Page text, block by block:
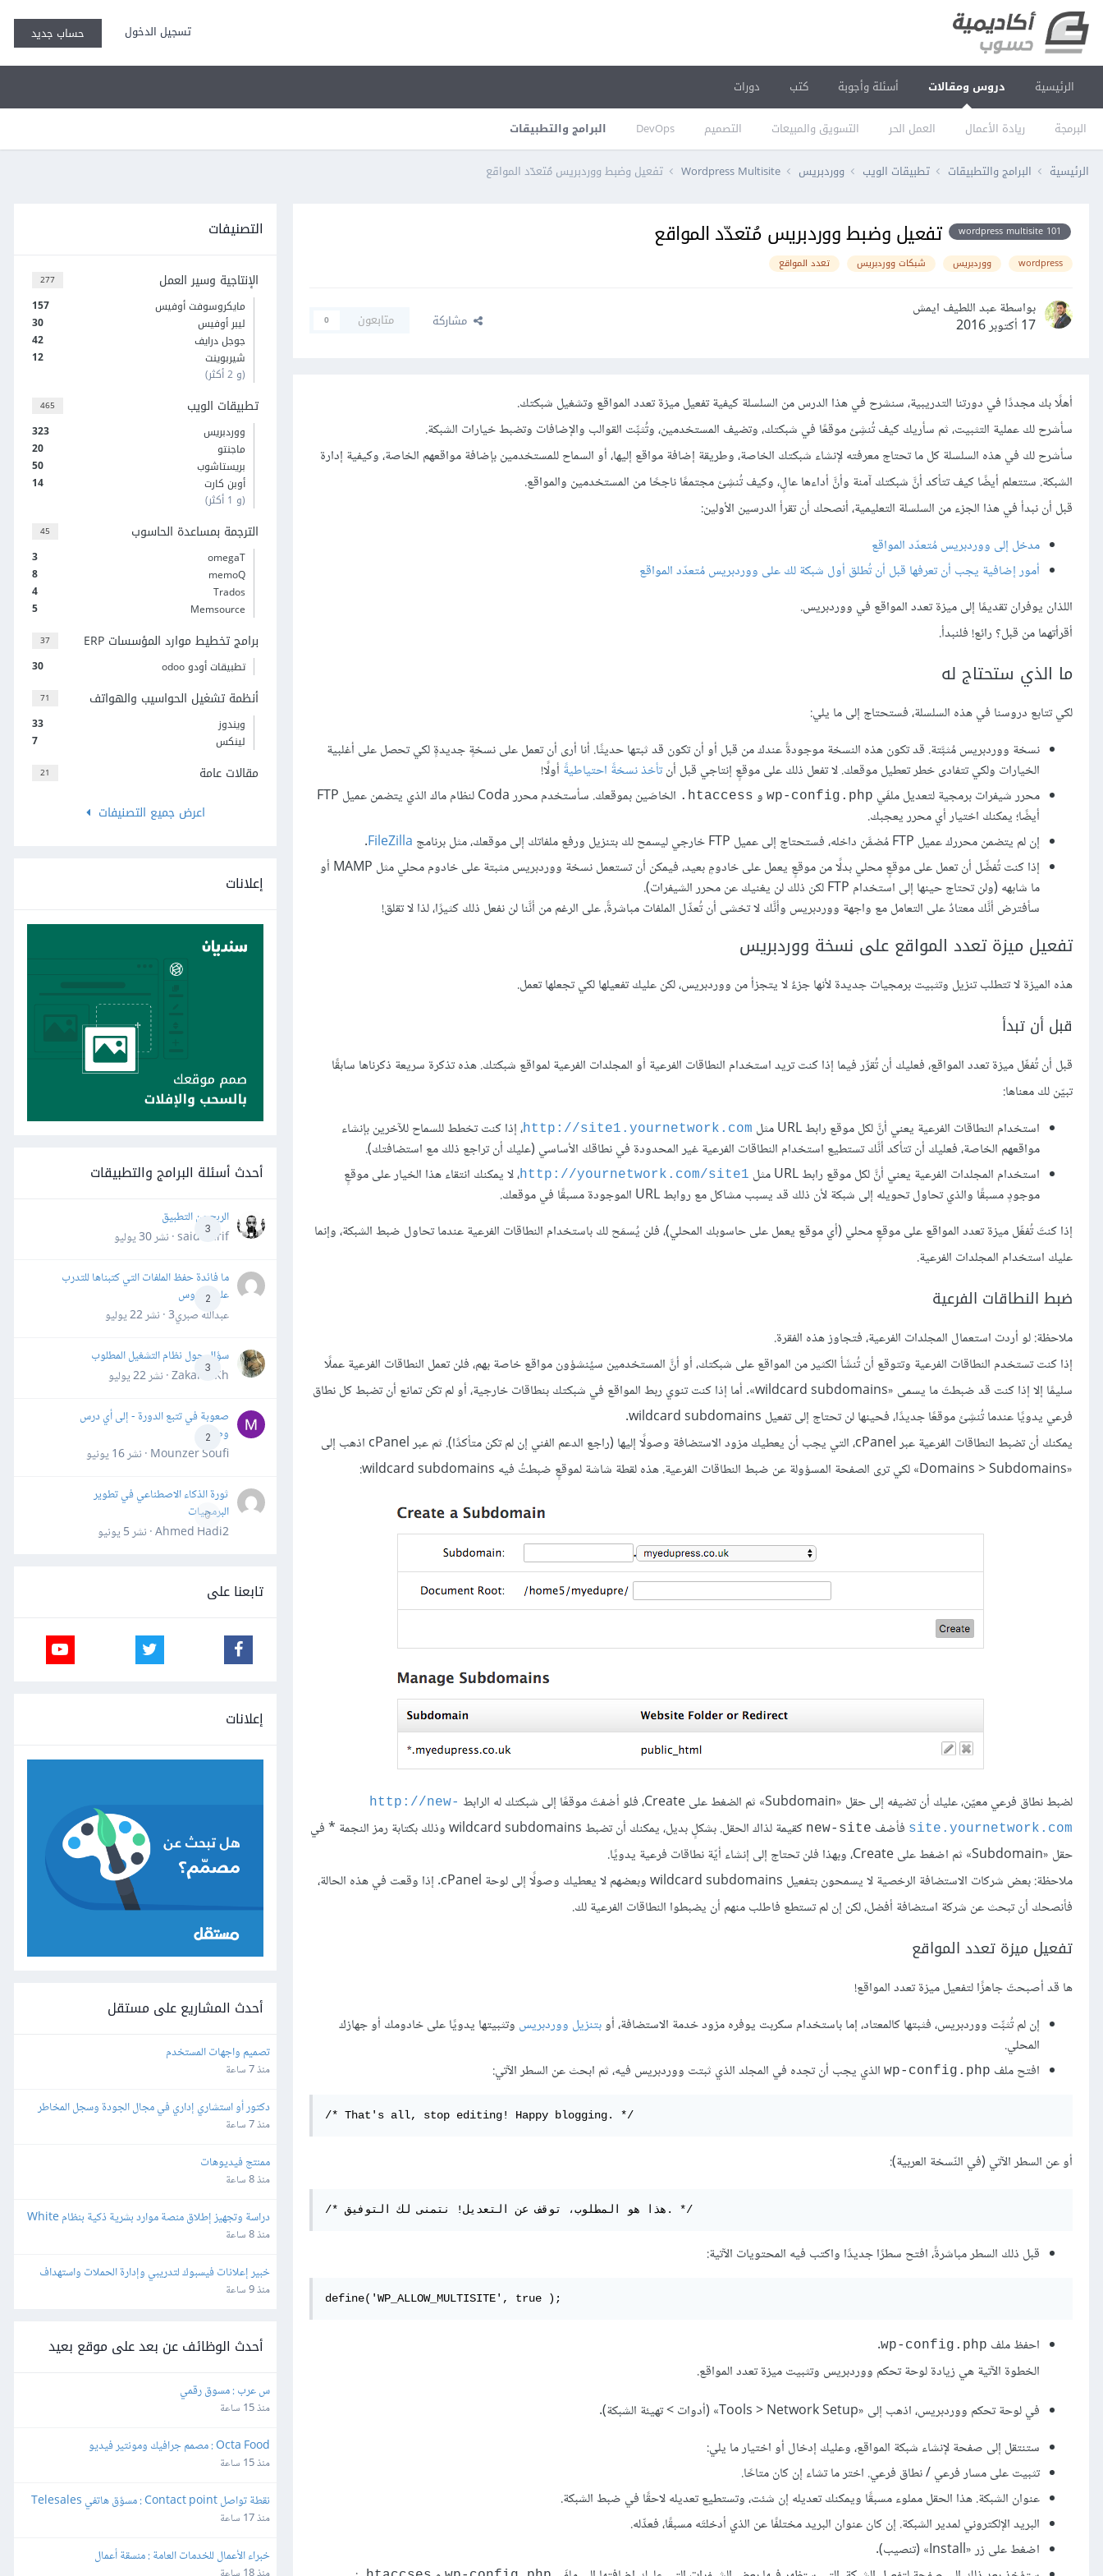
تسجيل الدخول حساب جديد
الرئيسية دروس ومقالات
البرمجة ريادة الأعمال العمل الحر التسويق والمبيعات التصميم DevOps البرامج والتطبيقات
أسئلة وأجوبة كتب دورات
الرئيسية البرامج والتطبيقات تطبيقات الويب ووردبريس Wordpress Multisite تفعيل وضبط ووردبريس مُتعدّد المواقع
wordpress multisite 101 تفعيل وضبط ووردبريس مُتعدّد المواقع
wordpress ووردبريس شبكات ووردبريس تعدد المواقع
بواسطة عبد اللطيف ايمش
17 أكتوبر 2016
مشاركة متابعون 0
أهلًا بك مجددًا في دورتنا التدريبية، سنشرح في هذا الدرس من السلسلة كيفية تفعيل ميزة تعدد المواقع وتشغيل شبكتك.
سأشرح لك عملية التثبيت، ثم سأريك كيف تُنشِئ موقعًا في شبكتك، وتضيف المستخدمين، وتُثبِّت القوالب والإضافات وتضبط خيارات الشبكة.
سأشرح لك في هذه السلسلة كل ما تحتاج معرفته لإنشاء شبكتك الخاصة، وطريقة إضافة مواقع إليها، أو السماح للمستخدمين بإضافة مواقعهم الخاصة، وكيفية إدارة
الشبكة. ستتعلم أيضًا كيف تتأكد أنَّ شبكتك آمنة وأنَّ أداءها عالٍ، وكيف تُنشِئ مجتمعًا ناجحًا من المستخدمين والمواقع.
قبل أن نبدأ في هذا الجزء من السلسلة التعليمية، أنصحك أن تقرأ الدرسين الأولين:
مدخل إلى ووردبريس مُتعدّد المواقع
أمور إضافية يجب أن تعرفها قبل أن تُطلق أول شبكة لك على ووردبريس مُتعدّد المواقع
اللذان يوفران تقديمًا إلى ميزة تعدد المواقع في ووردبريس.
أقرأتهما من قبل؟ رائع! فلنبدأ.
ما الذي ستحتاج له
لكي تتابع دروسنا في هذه السلسلة، فستحتاج إلى ما يلي:
نسخة ووردبريس مُثبَّتة. قد تكون هذه النسخة موجودةً عندك من قبل أو أن تكون قد ثبتها حديثًا. أنا أرى أن تعمل على نسخةٍ جديدةٍ لكي تحصل على أغلبية
الخيارات ولكي تتفادى خطر تعطيل موقعك. لا تفعل ذلك على موقعٍ إنتاجي قبل أنتأخذ نسخةً احتياطيةً أولًا!
محرر شيفرات برمجية لتعديل ملفَي wp-config.php و ‎.htaccess
الخاصَين بموقعك. سأستخدم محرر Coda لنظام ماك الذي يتضمن عميل FTP
أيضًا؛ يمكنك اختيار أي محرر يعجبك.
إن لم يتضمن محررك عميل FTP مُضمَّن داخله، فستحتاج إلى عميل FTP خارجي ليسمح لك بتنزيل ورفع ملفاتك إلى موقعك، مثل برنامج
FileZilla
.
إذا كنت تُفضِّل أن تعمل على موقعٍ محلي بدلًا من موقعٍ يعمل على خادومٍ بعيد، فيمكن أن تستعمل نسخة ووردبريس مثبتة على خادوم محلي مثل MAMP أو
ما شابهه (ولن تحتاج حينها إلى استخدام FTP لكن ذلك لن يغنيك عن محرر الشيفرات).
سأفترض أنَّك معتادٌ على التعامل مع واجهة ووردبريس وأنَّك لا تخشى أن تُعدِّل الملفات مباشرةً، على الرغم من أنَّنا لن نفعل ذلك كثيرًا، لذا لا تقلق!
تفعيل ميزة تعدد المواقع على نسخة ووردبريس
هذه الميزة لا تتطلب تنزيل وتثبيت برمجيات جديدة لأنها جزءٌ لا يتجزأ من ووردبريس، لكن عليك تفعيلها لكي تجعلها تعمل.
قبل أن تبدأ
قبل أن تُفعِّل ميزة تعدد المواقع، فعليك أن تُقرِّر فيما إذا كنت تريد استخدام النطاقات الفرعية أو المجلدات الفرعية لمواقع شبكتك. هذه تذكرة سريعة ذكرناها سابقًا
تبيّن لك معناها:
استخدام النطاقات الفرعية يعني أنَّ لكل موقع رابط URL مثل
http://site1.yournetwork.com، إذا كنت تخطط للسماح للآخرين بإنشاء
مواقعهم الخاصة، فعليك أن تتأكد أنَّك تستطيع استخدام النطاقات الفرعية غير المحدودة في نطاقك الأساسي (عليك أن تراجع ذلك مع استضافتك).
استخدام المجلدات الفرعية يعني أنَّ لكل موقع رابط URL مثل
http://yournetwork.com/site1، لا يمكنك انتقاء هذا الخيار على موقعٍ
موجودٍ مسبقًا والذي تحاول تحويله إلى شبكة لأن ذلك قد يسبب مشاكل مع روابط URL الموجودة مسبقًا في موقعك.
إذا كنتَ تُفعِّل ميزة تعدد المواقع على موقعٍ محلي (أي موقع يعمل على حاسوبك المحلي)، فلن يُسمَح لك باستخدام النطاقات الفرعية عندما تحاول ضبط الشبكة، وإنما
عليك استخدام المجلدات الفرعية.
ضبط النطاقات الفرعية
ملاحظة: لو أردت استعمال المجلدات الفرعية، فتجاوز هذه الفقرة.
إذا كنت تستخدم النطاقات الفرعية وتتوقع أن تُنشَأ الكثير من المواقع على شبكتك، أو أنَّ المستخدمين سيُنشؤون مواقع خاصة بهم، فلن تعمل النطاقات الفرعية عملًا
سليمًا إلا إذا كنت قد ضبطتَ ما يسمى «wildcard subdomains». أما إذا كنت تنوي ربط المواقع في شبكتك بنطاقات خارجية، أو لم تكن تمانع أن تضبط كل نطاق
فرعي يدويًا عندما تُنشِئ موقعًا جديدًا، فحينها لن تحتاج إلى تفعيل wildcard subdomains.
يمكنك أن تضبط النطاقات الفرعية عبر cPanel، التي يجب أن يعطيك مزود الاستضافة وصولًا إليها (راجع الدعم الفني إن لم تكن متأكدًا). ثم عبر cPanel اذهب إلى
«Domains > Subdomains» لكي ترى الصفحة المسؤولة عن ضبط النطاقات الفرعية. هذه لقطة شاشة لموقعٍ ضبطتُ فيه wildcard subdomains:
لضبط نطاق فرعي معيّن، عليك أن تضيفه إلى حقل «Subdomain» ثم الضغط على Create، فلو أضفتَ موقعًا إلى شبكتك له الرابط
http://new-
site.yournetwork.com فأضف new-site
كقيمة لذاك الحقل. بشكلٍ بديل، يمكنك أن تضبط wildcard subdomains وذلك بكتابة رمز النجمة * في
حقل «Subdomain» ثم اضغط على Create، وبهذا فلن تحتاج إلى إنشاء أيّة نطاقات فرعية يدويًا.
ملاحظة: بعض شركات الاستضافة الرخصية لا يسمحون بتفعيل wildcard subdomains وبعضهم لا يعطيك وصولًا إلى لوحة cPanel. إذا وقعت في هذه الحالة،
فأنصحك أن تبحث عن شركة استضافة أفضل، لكن إن لم تستطع فاطلب منهم أن يضبطوا النطاقات الفرعية لك.
تفعيل ميزة تعدد المواقع
ها قد أصبحتَ جاهزًا لتفعيل ميزة تعدد المواقع!
إن لم تُثبِّت ووردبريس، فثبتها كالمعتاد، إما باستخدام سكربت يوفره مزود خدمة الاستضافة، أوبتنزيل ووردبريس وتثبيتها يدويًا على خادومك أو جهازك
المحلي.
افتح ملف wp-config.php الذي يجب أن تجده في المجلد الذي ثبتت ووردبريس فيه، ثم ابحث عن السطر الآتي:
/* That's all, stop editing! Happy blogging. */
أو عن السطر الآتي (في النّسخة العربية):
/* هذا هو المطلوب، توقف عن التعديل! نتمنى لك التوفيق. */
قبل ذلك السطر مباشرةً، افتح سطرًا جديدًا واكتب فيه المحتويات الآتية:
define('WP_ALLOW_MULTISITE', true );
احفظ ملف wp-config.php
.
الخطوة الآتية هي زيادة لوحة تحكم ووردبريس وتثبيت ميزة تعدد المواقع.
في لوحة تحكم ووردبريس، اذهب إلى «Tools > Network Setup» (أدوات > تهيئة الشبكة).
ستنتقل إلى صفحة لإنشاء شبكة المواقع، وعليك إدخال أو اختيار ما يلي:
تثبيت على مسار فرعي / نطاق فرعي. اختر ما تشاء إن كان متاحًا.
عنوان الشبكة. هذا الحقل مملوء مسبقًا ويمكنك تعديله إن شئت، وتستطيع تعديله لاحقًا في ضبط الشبكة.
البريد الإلكتروني لمدير الشبكة. إن كان عنوان البريد مختلفًا عن الذي أدخلتَه مسبقًا، فعدِّله.
اضغط على زر «Install» (تنصيب).
التصنيفات
277 الإنتاجية وسير العمل
157
مايكروسوفت أوفيس
30
ليبر أوفيس
42
جوجل درايف
12
شيربوينت
(و 2 أكثر)
465 تطبيقات الويب
323
ووردبريس
20
ماجنتو
50
بريستاشوب
14
أوبن كارت
(و 1 أكثر)
45 الترجمة بمساعدة الحاسوب
3
omegaT
8
memoQ
4
Trados
5
Memsource
37 برامج تخطيط موارد المؤسسات ERP
30 تطبيقات أودو odoo
71 أنظمة تشغيل الحواسيب والهواتف
33
ويندوز
7
لينكس
21
مقالات عامة
اعرض جميع التصنيفات
إعلانات
أحدث أسئلة البرامج والتطبيقات
3
الربح من التطبيق
said darif · نشر
30 يوليو
2
ما فائدة حفظ الملفات التي كتبناها للتدرب
على الدروس
عبدالله صبري3 · نشر
22 يوليو
3
سؤال حول نظام التشغيل المطلوب
Zakaria Kh · نشر
22 يوليو
2
صعوبة في تتبع الدورة - إلى أي درس
وصلت؟
Mounzer Soufi · نشر
16 يونيو
0
ثورة الذكاء الاصطناعي في تطوير
البرمجيات
Ahmed Hadi2 · نشر
5 يونيو
تابعنا على
إعلانات
أحدث المشاريع على مستقل
تصميم واجهات المستخدم
منذ 7 ساعة
دكتور أو استشاري إداري في مجال الجودة وسجل المخاطر
والاستراتيجية والمجالات القانونية
منذ 7 ساعة
ممنتج فيديوهات
منذ 8 ساعة
Label وإعادة البيع
منذ 8 ساعة
الجمهور بدقة
منذ 9 ساعة
أحدث الوظائف عن بعد على موقع بعيد
س عرب : مسوق رقمي
منذ 15 ساعة
Octa Food : مصمم جرافيك ومونتير فيديو
منذ 15 ساعة
نقطة تواصل Contact point : مسوّق هاتفي Telesales
منذ 17 ساعة
خبراء الأعمال للخدمات العامة : منسقة أعمال